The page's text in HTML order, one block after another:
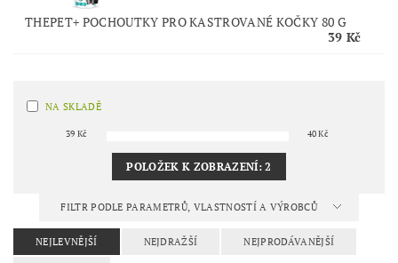
THEPET+ POCHOUTKY PRO KASTROVANÉ KOČKY 80 G
39 Kč
NA SKLADĚ
39 Kč 40Kč
POLOŽEK K ZOBRAZENÍ:2
FILTR PODLE PARAMETRŮ, VLASTNOSTÍ A VÝROBCŮ
NEJLEVNĚJŠÍ NEJDRAŽŠÍ NEJPRODÁVANĚJŠÍ